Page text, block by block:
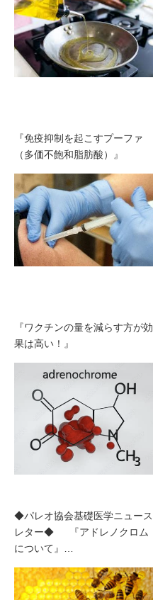
『免疫抑制を起こすプーファ
（多価不飽和脂肪酸）』
『ワクチンの量を減らす方が効
果は高い！』
◆パレオ協会基礎医学ニュース
レター◆ 『アドレノクロム
について』…